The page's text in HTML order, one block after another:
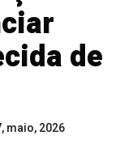
de
maio, 2026